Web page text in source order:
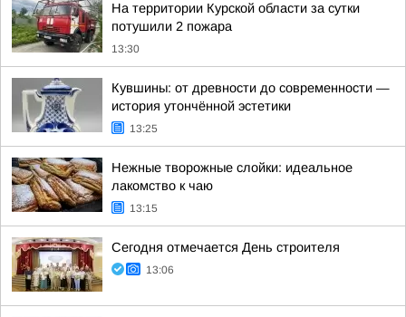
На территории Курской области за сутки
потушили 2 пожара
13:30
Кувшины: от древности до современности —
история утончённой эстетики
13:25
Нежные творожные слойки: идеальное
лакомство к чаю
13:15
Сегодня отмечается День строителя
13:06